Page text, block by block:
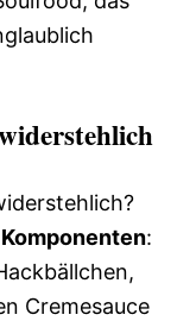
:
Cremesauce